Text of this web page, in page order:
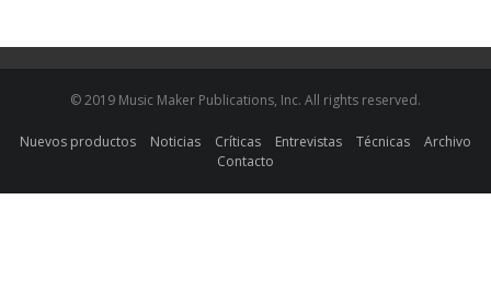
© 2019 Music Maker Publications, Inc. All rights reserved.
Nuevos productos Noticias Críticas Entrevistas Técnicas
Archivo
Contacto